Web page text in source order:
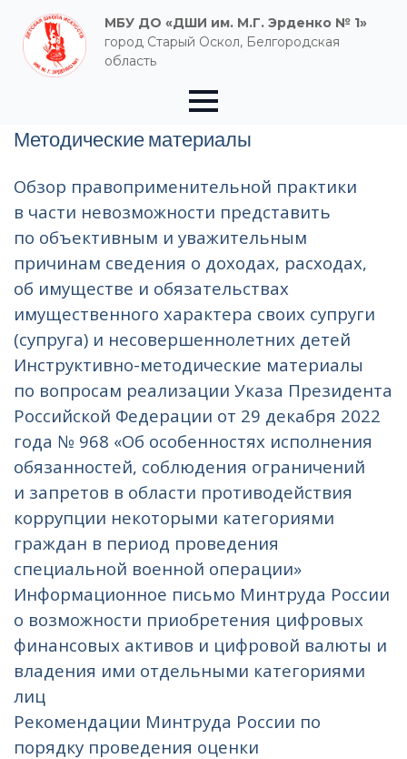
МБУ ДО «ДШИ им. М.Г. Эрденко № 1»
город Старый Оскол, Белгородская
область
Методические материалы
Обзор правоприменительной практики
в части невозможности представить
по объективным и уважительным
причинам сведения о доходах, расходах,
об имуществе и обязательствах
имущественного характера своих супруги
(супруга) и несовершеннолетних детей
Инструктивно-методические материалы
по вопросам реализации Указа Президента
Российской Федерации от 29 декабря 2022
года № 968 «Об особенностях исполнения
обязанностей, соблюдения ограничений
и запретов в области противодействия
коррупции некоторыми категориями
граждан в период проведения
специальной военной операции»
Информационное письмо Минтруда России
о возможности приобретения цифровых
финансовых активов и цифровой валюты и
владения ими отдельными категориями
лиц
Рекомендации Минтруда России по
порядку проведения оценки